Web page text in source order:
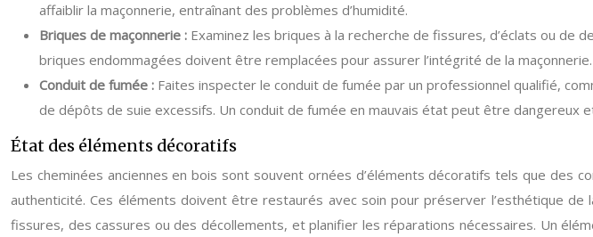
affaiblir la maçonnerie, entraînant des problèmes d’humidité.
Briques de maçonnerie : Examinez les briques à la recherche de fissures, d’éclats ou de
briques endommagées doivent être remplacées pour assurer l’intégrité de la maçonnerie.
Conduit de fumée : Faites inspecter le conduit de fumée par un professionnel qualifié,
de dépôts de suie excessifs. Un conduit de fumée en mauvais état peut être dangereux
État des éléments décoratifs
Les cheminées anciennes en bois sont souvent ornées d’éléments décoratifs tels que
authenticité. Ces éléments doivent être restaurés avec soin pour préserver l’esthétique
fissures, des cassures ou des décollements, et planifier les réparations nécessaires. Un